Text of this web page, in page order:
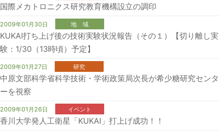
国際メカトロニクス研究教育機構設立の調印
2009年01月30日 地 域
KUKAI打ち上げ後の技術実験状況報告（その１）【切り離し実
験：1/30（13時頃）予定】
2009年01月27日 研究
中原文部科学省科学技術・学術政策局次長が希少糖研究センタ
ーを視察
2009年01月26日 イベント
香川大学発人工衛星「KUKAI」打上げ成功！！